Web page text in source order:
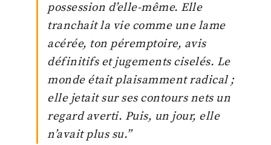
possession d’elle-même. Elle
tranchait la vie comme une lame
acérée, ton péremptoire, avis
définitifs et jugements ciselés. Le
monde était plaisamment radical ;
elle jetait sur ses contours nets un
regard averti. Puis, un jour, elle
n’avait plus su.”